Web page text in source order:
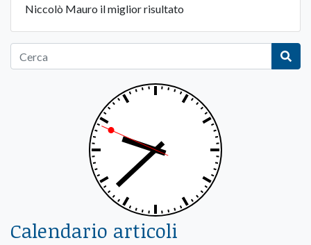
Niccolò Mauro il miglior risultato
Calendario articoli